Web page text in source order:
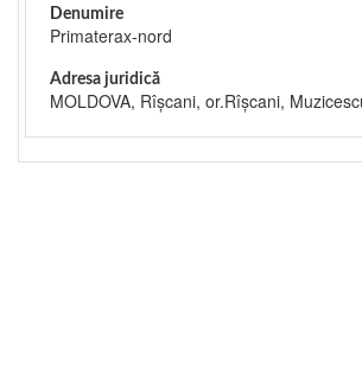
Denumire
Primaterax-nord
Adresa juridică
MOLDOVA, Rîşcani, or.Rîşcani,